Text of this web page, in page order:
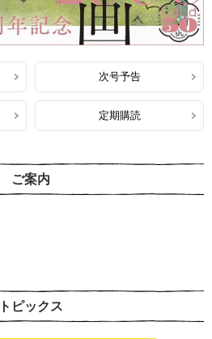
次号予告
定期購読
ご案内
トピックス